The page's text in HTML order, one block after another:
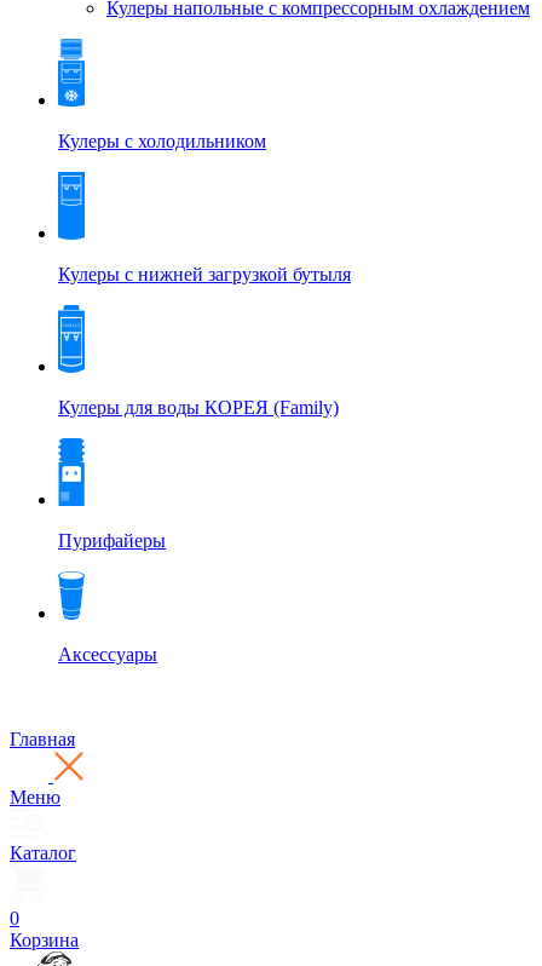
Кулеры напольные с компрессорным охлаждением
Кулеры с холодильником
Кулеры с нижней загрузкой бутыля
Кулеры для воды КОРЕЯ (Family)
Пурифайеры
Аксессуары
Главная
Меню
Каталог
0
Корзина